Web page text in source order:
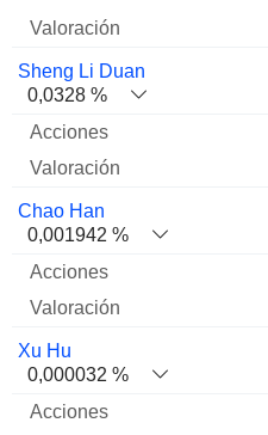
Sheng Li Duan
0,0328 %
Chao Han
0,001942 %
Xu Hu
0,000032 %